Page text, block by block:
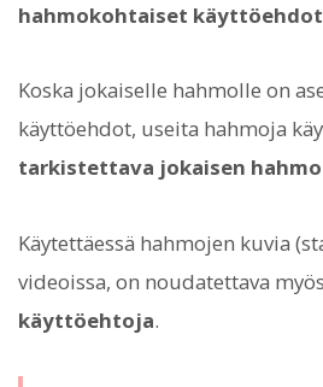
hahmokohtaiset käyttöehdot
Koska jokaiselle hahmolle on
käyttöehdot, useita hahmoja
tarkistettava jokaisen
Käytettäessä hahmojen kuvia
videoissa, on noudatettava
käyttöehtoja.